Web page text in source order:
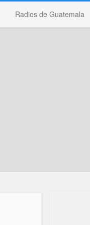
Radios de Guatemala